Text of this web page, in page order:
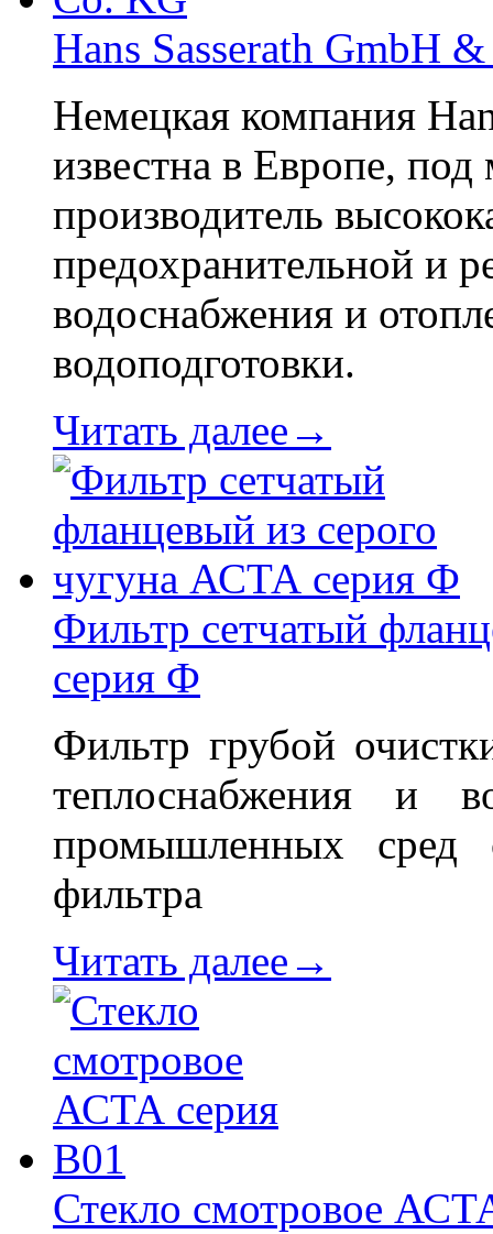
Hans Sasserath GmbH
Немецкая компания
известна в Европе,
производитель
предохранительной и
водоснабжения и
водоподготовки.
Читать далее→
Фильтр сетчатый
серия Ф
Фильтр грубой
теплоснабжения и
промышленных сред
фильтра
Читать далее→
Стекло смотровое